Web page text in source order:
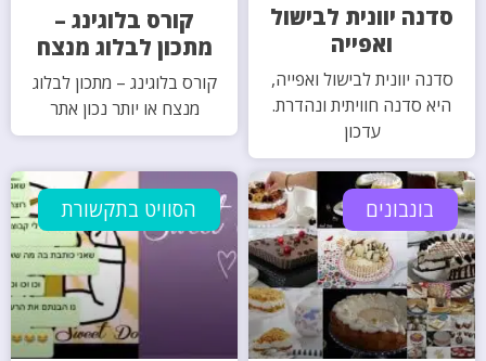
סדנה יוונית לבישול
ואפייה
סדנה יוונית לבישול ואפייה,
היא סדנה חוויתית ונהדרת.
עדכון
קורס בלוגינג –
מתכון לבלוג מנצח
קורס בלוגינג – מתכון לבלוג
מנצח או יותר נכון אתר
בונבונים הסוויט בתקשורת